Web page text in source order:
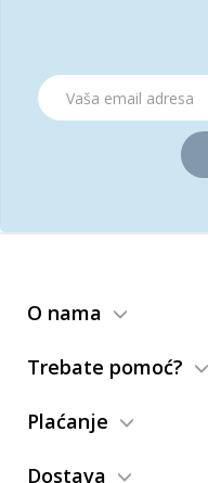
O nama
Trebate pomoć?
Plaćanje
Dostava